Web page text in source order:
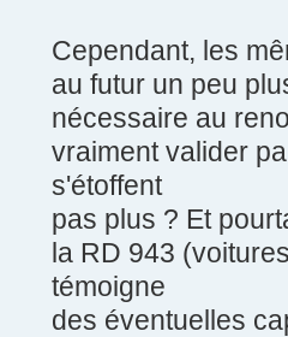
Cependant, les
au futur un peu
nécessaire au
vraiment valider
s'étoffent
pas plus ? Et
la RD 943
témoigne
des éventuelles